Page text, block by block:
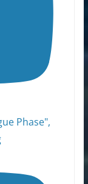
Phase",